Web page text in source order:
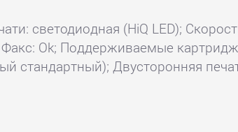
светодиодная (HiQ LED);
Ok; Поддерживаемые
стандартный); Двусторонняя